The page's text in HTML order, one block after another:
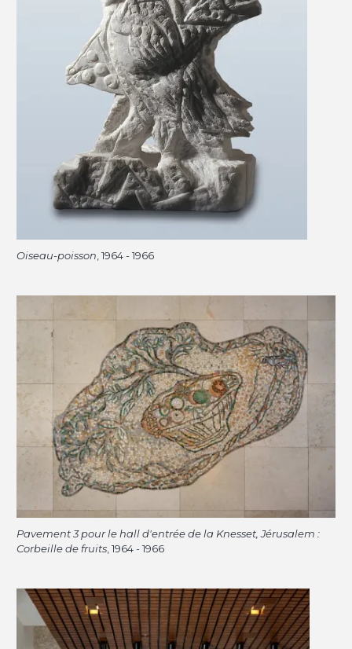
Oiseau-poisson , 1964 - 1966
Pavement 3 pour le hall d'entrée de la Knesset, Jérusalem :
Corbeille de fruits , 1964 - 1966